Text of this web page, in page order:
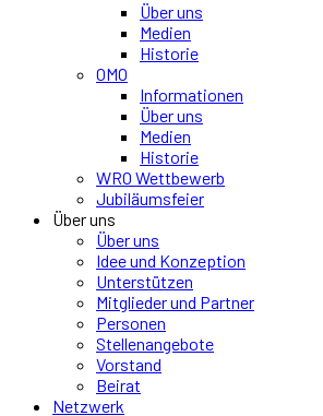
Über uns
Medien
Historie
OMO
Informationen
Über uns
Medien
Historie
WRO Wettbewerb
Jubiläumsfeier
Über uns
Über uns
Idee und Konzeption
Unterstützen
Mitglieder und Partner
Personen
Stellenangebote
Vorstand
Beirat
Netzwerk